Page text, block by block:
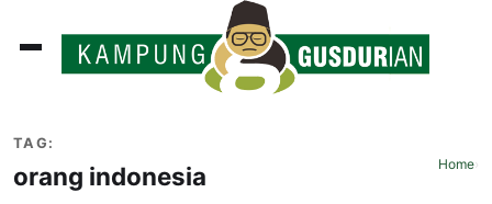
TAG:
orang indonesia Home›